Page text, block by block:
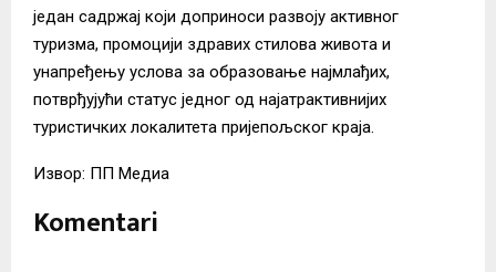
један садржај који доприноси развоју активног
туризма, промоцији здравих стилова живота и
унапређењу услова за образовање најмлађих,
потврђујући статус једног од најатрактивнијих
туристичких локалитета пријепољског краја.
Извор: ПП Медиа
Komentari